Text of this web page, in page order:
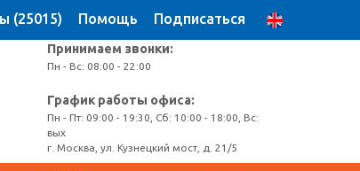
(25015) Помощь Подписаться
Принимаем звонки:
Пн - Вс: 08:00 - 22:00
График работы офиса:
Пн - Пт: 09:00 - 19:30, Сб: 10:00 - 18:00, Вс:
вых
г. Москва, ул. Кузнецкий мост, д. 21/5